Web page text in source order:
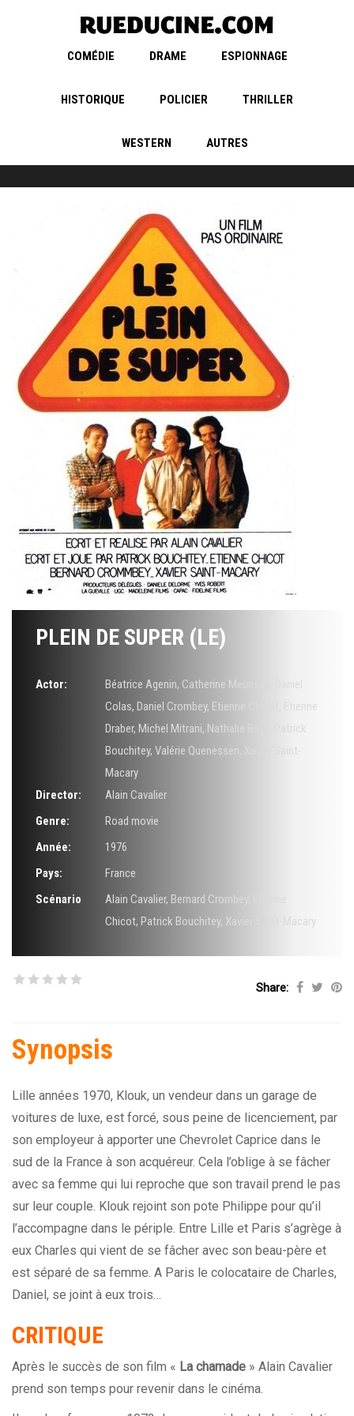
COMÉDIE DRAME ESPIONNAGE
HISTORIQUE POLICIER THRILLER
WESTERN AUTRES
PLEIN DE SUPER (LE)
Actor: Béatrice Agenin, Catherine Meurisse
Colas, Daniel Crombey, Etienne Chicot
Etienne
Draber, Michel Mitrani, Nathalie Baye
Patrick
Bouchitey, Valérie Quenessen
Macary
Director:
Alain Cavalier
Genre:
Road movie
Année:
1976
Pays:
France
Scénario
Alain Cavalier, Bernard Crombey
Chicot, Patrick Bouchitey, Xavier Saint-Macary
Share:
Synopsis
Lille années 1970, Klouk, un vendeur dans un garage de
voitures de luxe, est forcé, sous peine de licenciement, par
son employeur à apporter une Chevrolet Caprice dans le
sud de la France à son acquéreur. Cela l’oblige à se fâcher
avec sa femme qui lui reproche que son travail prend le pas
sur leur couple. Klouk rejoint son pote Philippe pour qu’il
l’accompagne dans le périple. Entre Lille et Paris s’agrège à
eux Charles qui vient de se fâcher avec son beau-père et
est séparé de sa femme. A Paris le colocataire de Charles,
Daniel, se joint à eux trois…
CRITIQUE
Après le succès de son film « La chamade » Alain Cavalier
prend son temps pour revenir dans le cinéma.